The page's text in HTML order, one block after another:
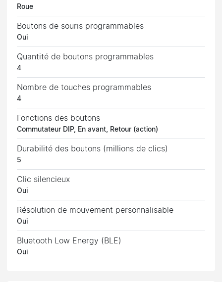
Roue
Boutons de souris programmables
Oui
Quantité de boutons programmables
4
Nombre de touches programmables
4
Fonctions des boutons
Commutateur DIP, En avant, Retour (action)
Durabilité des boutons (millions de clics)
5
Clic silencieux
Oui
Résolution de mouvement personnalisable
Oui
Bluetooth Low Energy (BLE)
Oui